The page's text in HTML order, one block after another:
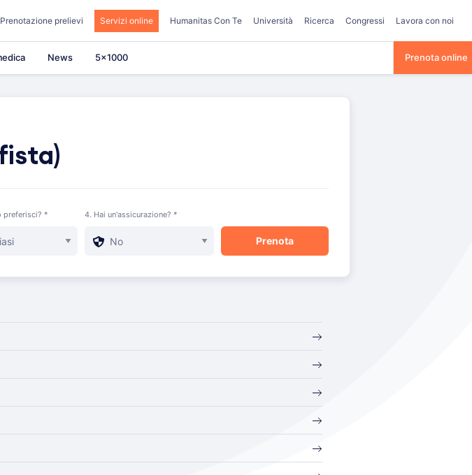
Prenotazione prelievi Servizi online Humanitas Con Te Università Ricerca Congressi Lavora con noi
News 5×1000 Prenota online
preferisci? * 4. Hai un'assicurazione? *